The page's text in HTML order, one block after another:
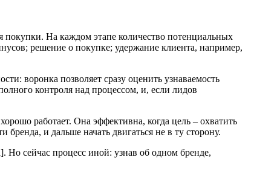
покупки. На каждом этапе количество потенциальных
решение о покупке; удержание клиента, например,
воронка позволяет сразу оценить узнаваемость
контроля над процессом, и, если лидов
работает. Она эффективна, когда цель – охватить
и дальше начать двигаться не в ту сторону.
Но сейчас процесс иной: узнав об одном бренде,